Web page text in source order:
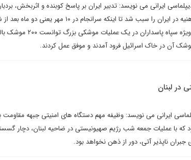
ایرانی می نویسد: تدبیر ایران بر پاسخ کوبنده و اثربخش،
مرداد ۱۴۰۳، نیروهای مسلح ایران
در لبنان
ایرانی می نویسد: وظیفه مهم دستگاه های امنیتی جبهه مقاومت
که با عملیات جمعه شب رژیم صهیونیستی در ضاحیه لبنان، دچار
ناپذیر آتی، دور از ذهن نخواهد بود.